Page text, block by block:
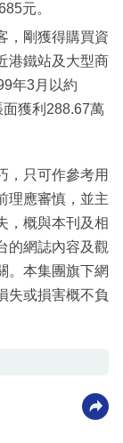
元。
，剛獲得購買資
港鐵站及大型商
年3月以約
獲利288.67萬
，只可作參考用
理應審慎，並主
，概與本刊及相
的網誌內容及觀
。本集團旗下網
失或損害概不負